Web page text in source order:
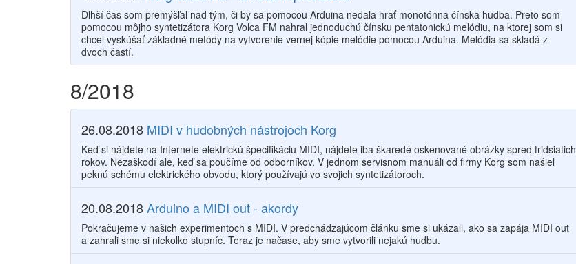
Dlhší čas som premýšľal nad tým, či by sa pomocou Arduina nedala hrať monotónna čínska hudba. Preto som
pomocou môjho syntetizátora Korg Volca FM nahral jednoduchú čínsku pentatonickú melódiu, na ktorej som si
chcel vyskúšať základné metódy na vytvorenie vernej kópie melódie pomocou Arduina. Melódia sa skladá z
dvoch častí.
8/2018
26.08.2018 MIDI v hudobných nástrojoch Korg
Keď si nájdete na Internete elektrickú špecifikáciu MIDI, nájdete iba škaredé oskenované obrázky spred tridsiatich
rokov. Nezaškodí ale, keď sa poučíme od odborníkov. V jednom servisnom manuáli od firmy Korg som našiel
peknú schému elektrického obvodu, ktorý používajú vo svojich syntetizátoroch.
20.08.2018Arduino a MIDI out - akordy
Pokračujeme v našich experimentoch s MIDI. V predchádzajúcom článku sme si ukázali, ako sa zapája MIDI out
a zahrali sme si niekoľko stupníc. Teraz je načase, aby sme vytvorili nejakú hudbu.